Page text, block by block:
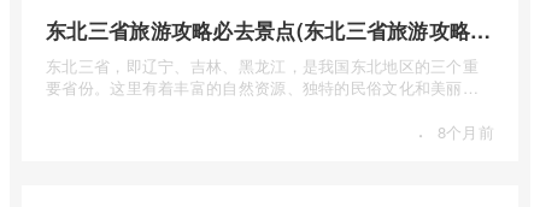
东北三省旅游攻略必去景点(东北三省旅游攻略必去景点视频介绍)
东北三省，即辽宁、吉林、黑龙江，是我国东北地区的三个重
要省份。这里有着丰富的自然资源、独特的民俗文化和美丽的
· 8个月前